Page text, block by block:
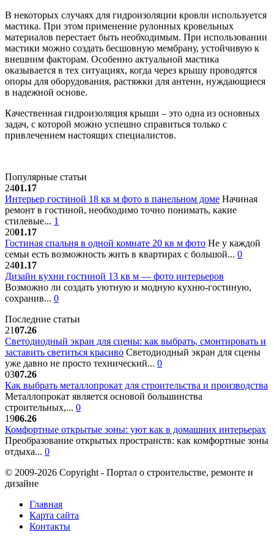
В некоторых случаях для гидроизоляции кровли используется
мастика. При этом применение рулонных кровельных
материалов перестает быть необходимым. При использовании
мастики можно создать бесшовную мембрану, устойчивую к
внешним факторам. Особенно актуальной мастика
оказывается в тех ситуациях, когда через крышу проводятся
опоры для оборудования, растяжки для антенн, нуждающиеся
в надежной основе.
Качественная гидроизоляция крыши – это одна из основных
задач, с которой можно успешно справиться только с
привлечением настоящих специалистов.
Популярные статьи
2401.17
Интерьер гостиной 18 кв м фото в панельном доме Начиная
ремонт в гостиной, необходимо точно понимать, какие
стилевые... 1
2001.17
Гостиная спальня в одной комнате 20 кв м фото Не у каждой
семьи есть возможность жить в квартирах с большой... 0
2401.17
Дизайн кухни гостиной 13 кв м — фото интерьеров
Возможно ли создать уютную и модную кухню-гостиную,
сохранив... 0
Последние статьи
2107.26
Светодиодный экран для сцены: как выбрать, смонтировать и
заставить светиться красиво Светодиодный экран для сцены
уже давно не просто технический... 0
0307.26
Как выбрать металлопрокат для строительства и производства
Металлопрокат является основой большинства
строительных,... 0
1906.26
Комфортные открытые зоны: уют как в домашних интерьерах
Преобразование открытых пространств: как комфортные зоны
отдыха... 0
© 2009-2026 Copyright - Портал о строительстве, ремонте и
дизайне
Главная
Карта сайта
Контакты